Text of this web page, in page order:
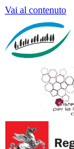
Vai al contenuto